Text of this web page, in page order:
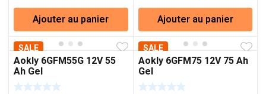
prix
initial
était :
prix
actuel
est :
1,200 د.م..
Ajouter au panier
prix
initial
était :
prix
actuel
est :
Ajouter au panier
SALE
Aokly 6GFM55G 12V 55
Ah Gel
SALE
Aokly 6GFM75 12V 75 Ah
Gel